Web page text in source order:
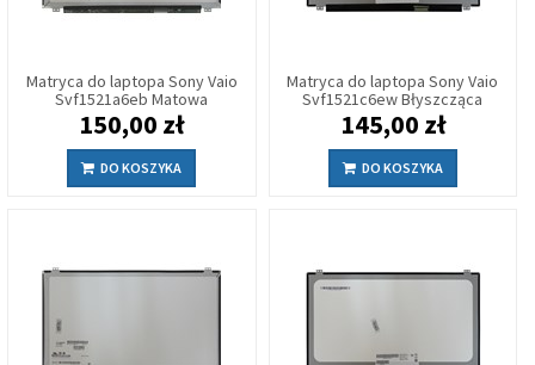
Matryca do laptopa Sony Vaio
Svf1521a6eb Matowa
150,00 zł
DO KOSZYKA
Matryca do laptopa Sony Vaio
Svf1521c6ew Błyszcząca
145,00 zł
DO KOSZYKA